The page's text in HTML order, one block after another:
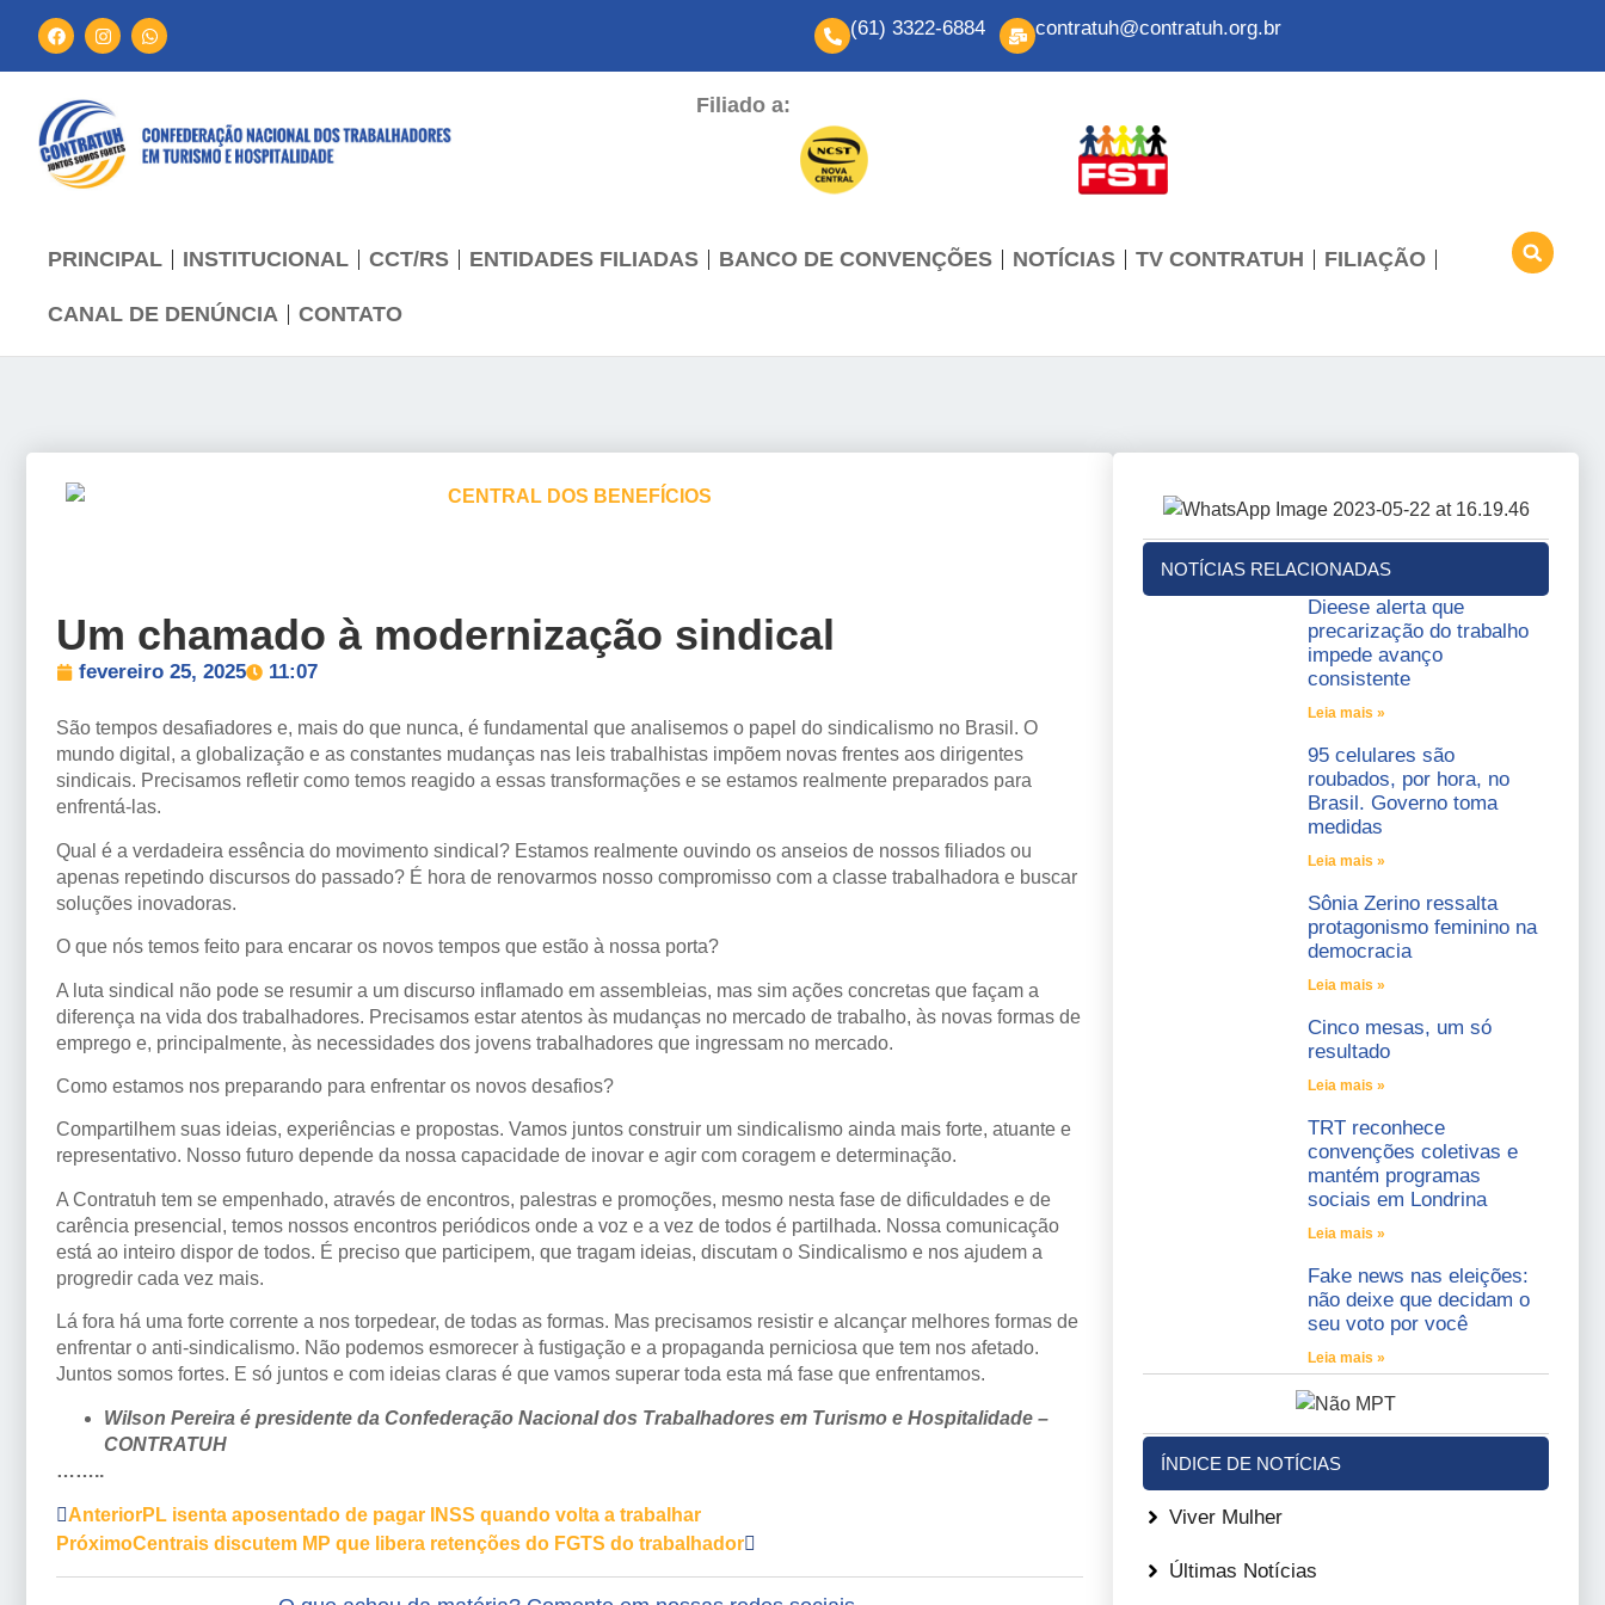
(61) 3322-6884 contratuh@contratuh.org.br
Filiado a:
PRINCIPAL INSTITUCIONAL CCT/RS ENTIDADES FILIADAS BANCO DE CONVENÇÕES NOTÍCIAS TV CONTRATUH FILIAÇÃO
CANAL DE DENÚNCIA CONTATO
Um chamado à modernização sindical
fevereiro 25, 2025 11:07
São tempos desafiadores e, mais do que nunca, é fundamental que analisemos o papel do sindicalismo no Brasil. O
mundo digital, a globalização e as constantes mudanças nas leis trabalhistas impõem novas frentes aos dirigentes
sindicais. Precisamos refletir como temos reagido a essas transformações e se estamos realmente preparados para
enfrentá-las.
Qual é a verdadeira essência do movimento sindical? Estamos realmente ouvindo os anseios de nossos filiados ou
apenas repetindo discursos do passado? É hora de renovarmos nosso compromisso com a classe trabalhadora e buscar
soluções inovadoras.
O que nós temos feito para encarar os novos tempos que estão à nossa porta?
A luta sindical não pode se resumir a um discurso inflamado em assembleias, mas sim ações concretas que façam a
diferença na vida dos trabalhadores. Precisamos estar atentos às mudanças no mercado de trabalho, às novas formas de
emprego e, principalmente, às necessidades dos jovens trabalhadores que ingressam no mercado.
Como estamos nos preparando para enfrentar os novos desafios?
Compartilhem suas ideias, experiências e propostas. Vamos juntos construir um sindicalismo ainda mais forte, atuante e
representativo. Nosso futuro depende da nossa capacidade de inovar e agir com coragem e determinação.
A Contratuh tem se empenhado, através de encontros, palestras e promoções, mesmo nesta fase de dificuldades e de
carência presencial, temos nossos encontros periódicos onde a voz e a vez de todos é partilhada. Nossa comunicação
está ao inteiro dispor de todos. É preciso que participem, que tragam ideias, discutam o Sindicalismo e nos ajudem a
progredir cada vez mais.
Lá fora há uma forte corrente a nos torpedear, de todas as formas. Mas precisamos resistir e alcançar melhores formas de
enfrentar o anti-sindicalismo. Não podemos esmorecer à fustigação e a propaganda perniciosa que tem nos afetado.
Juntos somos fortes. E só juntos e com ideias claras é que vamos superar toda esta má fase que enfrentamos.
Wilson Pereira é presidente da Confederação Nacional dos Trabalhadores em Turismo e Hospitalidade –
CONTRATUH
……..
AnteriorPL isenta aposentado de pagar INSS quando volta a trabalhar
PróximoCentrais discutem MP que libera retenções do FGTS do trabalhador
NOTÍCIAS RELACIONADAS
Dieese alerta que
precarização do trabalho
impede avanço
consistente
Leia mais »
95 celulares são
roubados, por hora, no
Brasil. Governo toma
medidas
Leia mais »
Sônia Zerino ressalta
protagonismo feminino na
democracia
Leia mais »
Cinco mesas, um só
resultado
Leia mais »
TRT reconhece
convenções coletivas e
mantém programas
sociais em Londrina
Leia mais »
Fake news nas eleições:
não deixe que decidam o
seu voto por você
Leia mais »
ÍNDICE DE NOTÍCIAS
Viver Mulher
Últimas Notícias